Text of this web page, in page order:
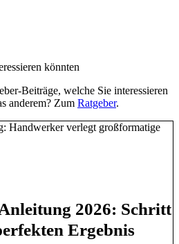
könnten
Beiträge, welche Sie interessieren
anderem? Zum Ratgeber.
2026: Schritt
Ergebnis